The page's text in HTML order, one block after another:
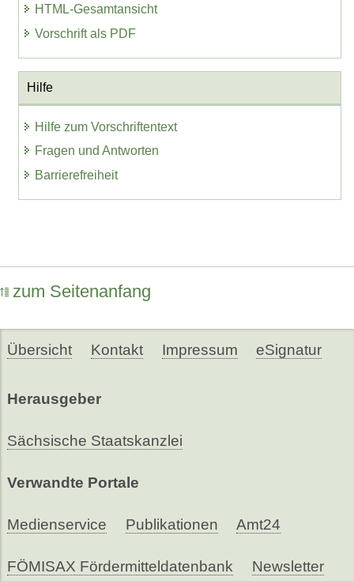
HTML-Gesamtansicht
Vorschrift als PDF
Hilfe
Hilfe zum Vorschriftentext
Fragen und Antworten
Barrierefreiheit
zum Seitenanfang
Übersicht Kontakt Impressum eSignatur
Herausgeber
Sächsische Staatskanzlei
Verwandte Portale
Medienservice Publikationen Amt24
FÖMISAX Fördermitteldatenbank Newsletter